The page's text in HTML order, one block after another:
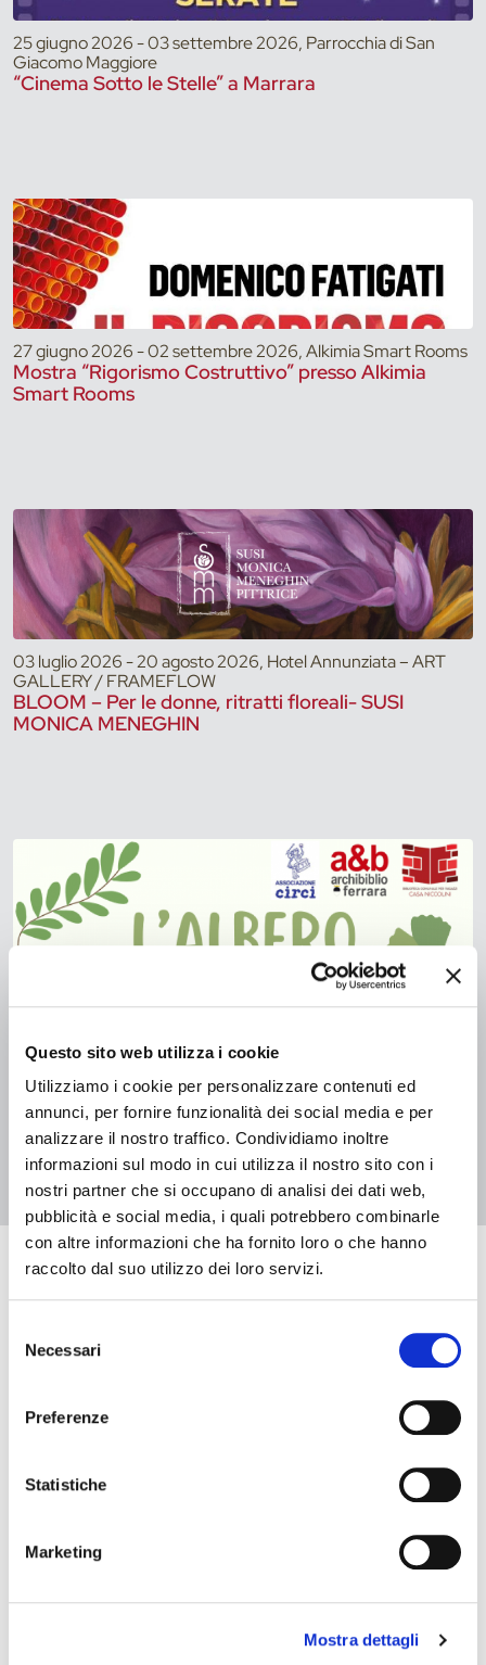
Questo sito web utilizza i cookie
Utilizziamo i cookie per personalizzare contenuti ed
annunci, per fornire funzionalità dei social media e per
analizzare il nostro traffico. Condividiamo inoltre
informazioni sul modo in cui utilizza il nostro sito con i
nostri partner che si occupano di analisi dei dati web,
pubblicità e social media, i quali potrebbero combinarle
con altre informazioni che ha fornito loro o che hanno
raccolto dal suo utilizzo dei loro servizi.
delNecessari
Preferenze
Statistiche
Marketing
Mostra dettagli
25 giugno 2026 - 03 settembre 2026, Parrocchia di San
Giacomo Maggiore
“Cinema Sotto le Stelle” a Marrara
27 giugno 2026 - 02 settembre 2026, Alkimia Smart Rooms
Mostra “Rigorismo Costruttivo” presso Alkimia
Smart Rooms
03 luglio 2026 - 20 agosto 2026, Hotel Annunziata – ART
GALLERY / FRAMEFLOW
BLOOM – Per le donne, ritratti floreali- SUSI
MONICA MENEGHIN
04 luglio 2026 - 29 agosto 2026, Biblioteca Casa Niccolini
L’Albero delle storie 2026 – Biblioteca Casa Niccolini
1 2
Eventi in arrivo
Data e ora di fine